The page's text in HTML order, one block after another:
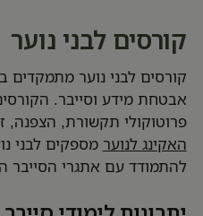
קורסים לבני נוער
קורסים לבני נוער
אבטחת מידע וסייבר.
פרוטוקולי תקשורת, הצפנה,
האקינג לנוער מספקים לבני
להתמודד עם אתגרי הסייבר